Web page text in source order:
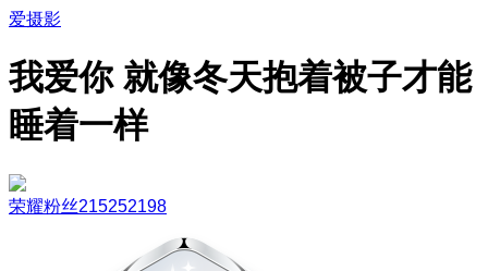
爱摄影
我爱你 就像冬天抱着被子才能
睡着一样
荣耀粉丝215252198